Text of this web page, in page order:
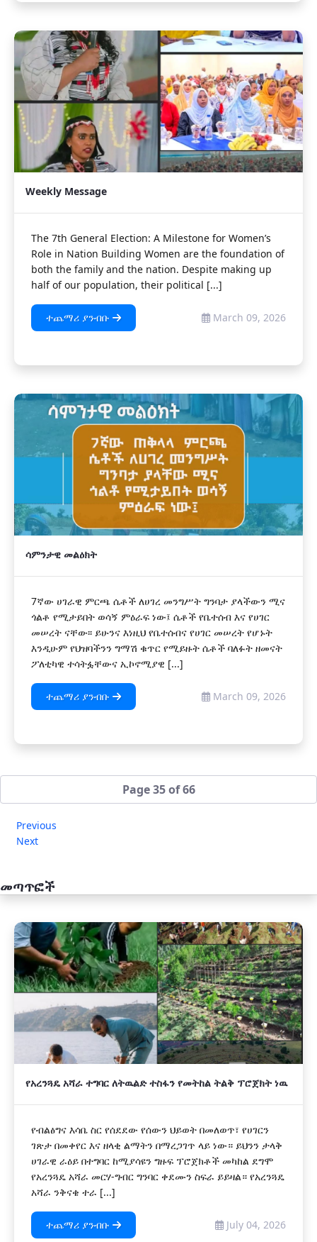
Weekly Message
The 7th General Election: A Milestone for Women’s
Role in Nation Building Women are the foundation of
both the family and the nation. Despite making up
half of our population, their political [...]
ተጨማሪ ያንብቡ March 09, 2026
ሳምንታዊ መልዕክት
7ኛው ሀገራዊ ምርጫ ሴቶች ለሀገረ መንግሥት ግንባታ ያላችውን ሚና
ጎልቶ የሚታይበት ወሳኝ ምዕራፍ ነው፤ ሴቶች የቤተሰብ እና የሀገር
መሠረት ናቸው፡፡ ይሁንና እነዚህ የቤተሰብና የሀገር መሠረት የሆኑት
እንዲሁም የህዝባችንን ግማሽ ቁጥር የሚይዙት ሴቶች ባለፉት ዘመናት
ፖለቲካዊ ተሳትፏቸውና ኢኮኖሚያዊ [...]
ተጨማሪ ያንብቡ March 09, 2026
Page 35 of 66
Previous
Next
መጣጥፎች
አዲስ
የአረንጓዴ አሻራ ተግባር ለትዉልድ ተስፋን የመትከል ትልቅ ፕሮጀክት ነዉ
የብልፅግና እሳቤ ስር የሰደደው የሰውን ህይወት በመለወጥ፣ የሀገርን
ገጽታ በመቀየር እና ዘላቂ ልማትን በማረጋገጥ ላይ ነው። ይህንን ታላቅ
ሀገራዊ ራዕይ በተግባር ከሚያሳዩን ግዙፍ ፕሮጀክቶች መካከል ደግሞ
የአረንጓዴ አሻራ መርሃ-ግብር ግንባር ቀደሙን ስፍራ ይይዛል። የአረንጓዴ
አሻራ ንቅናቄ ተራ [...]
ተጨማሪ ያንብቡ July 04, 2026